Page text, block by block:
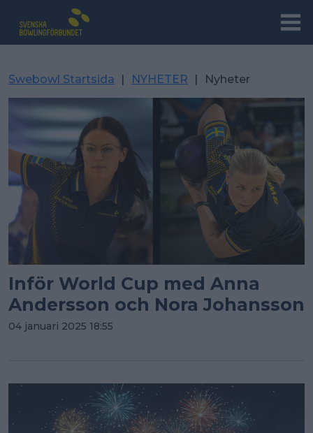
Swebowl Startsida | NYHETER | Nyheter
Inför World Cup med Anna
Andersson och Nora Johansson
04 januari 2025 18:55